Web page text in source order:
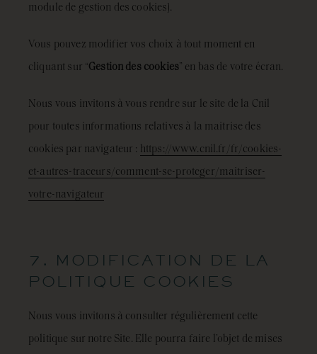
module de gestion des cookies].
Vous pouvez modifier vos choix à tout moment en
cliquant sur “Gestion des cookies” en bas de votre écran.
Nous vous invitons à vous rendre sur le site de la Cnil
pour toutes informations relatives à la maitrise des
cookies par navigateur : https://www.cnil.fr/fr/cookies-
et-autres-traceurs/comment-se-proteger/maitriser-
votre-navigateur
7. MODIFICATION DE LA
POLITIQUE COOKIES
Nous vous invitons à consulter régulièrement cette
politique sur notre Site. Elle pourra faire l’objet de mises